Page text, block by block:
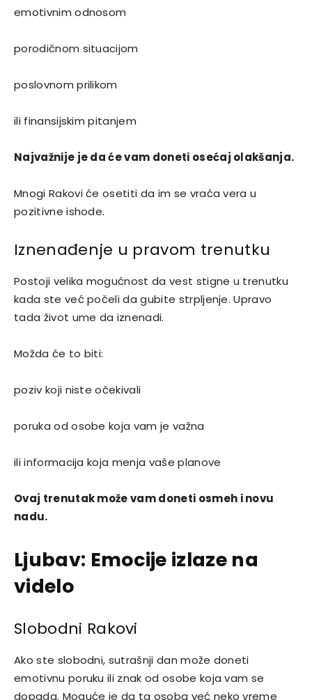
emotivnim odnosom
porodičnom situacijom
poslovnom prilikom
ili finansijskim pitanjem
Najvažnije je da će vam doneti osećaj olakšanja.
Mnogi Rakovi će osetiti da im se vraća vera u
pozitivne ishode.
Iznenađenje u pravom trenutku
Postoji velika mogućnost da vest stigne u trenutku
kada ste već počeli da gubite strpljenje. Upravo
tada život ume da iznenadi.
Možda će to biti:
poziv koji niste očekivali
poruka od osobe koja vam je važna
ili informacija koja menja vaše planove
Ovaj trenutak može vam doneti osmeh i novu
nadu.
Ljubav: Emocije izlaze na
videlo
Slobodni Rakovi
Ako ste slobodni, sutrašnji dan može doneti
emotivnu poruku ili znak od osobe koja vam se
dopada. Moguće je da ta osoba već neko vreme